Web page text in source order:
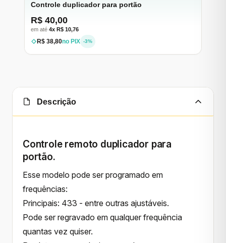
Controle duplicador para portão
R$ 40,00
em até 4x R$ 10,76
R$ 38,80no PIX -3%
Descrição
Controle remoto duplicador para
portão.
Esse modelo pode ser programado em
frequências:
Principais: 433 - entre outras ajustáveis.
Pode ser regravado em qualquer frequência
quantas vez quiser.